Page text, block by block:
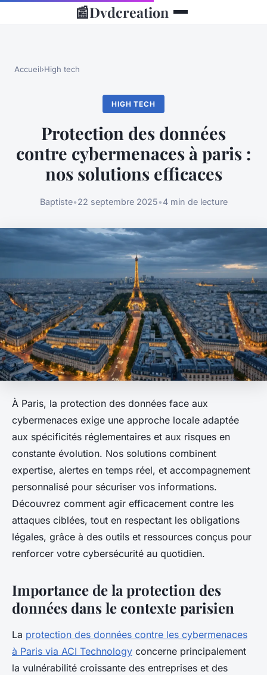
📰Dvdcreation
Accueil›High tech
HIGH TECH
Protection des données
contre cybermenaces à paris :
nos solutions efficaces
Baptiste•22 septembre 2025•4 min de lecture
À Paris, la protection des données face aux
cybermenaces exige une approche locale adaptée
aux spécificités réglementaires et aux risques en
constante évolution. Nos solutions combinent
expertise, alertes en temps réel, et accompagnement
personnalisé pour sécuriser vos informations.
Découvrez comment agir efficacement contre les
attaques ciblées, tout en respectant les obligations
légales, grâce à des outils et ressources conçus pour
renforcer votre cybersécurité au quotidien.
Importance de la protection des
données dans le contexte parisien
La protection des données contre les cybermenaces
à Paris via ACI Technology concerne principalement
la vulnérabilité croissante des entreprises et des